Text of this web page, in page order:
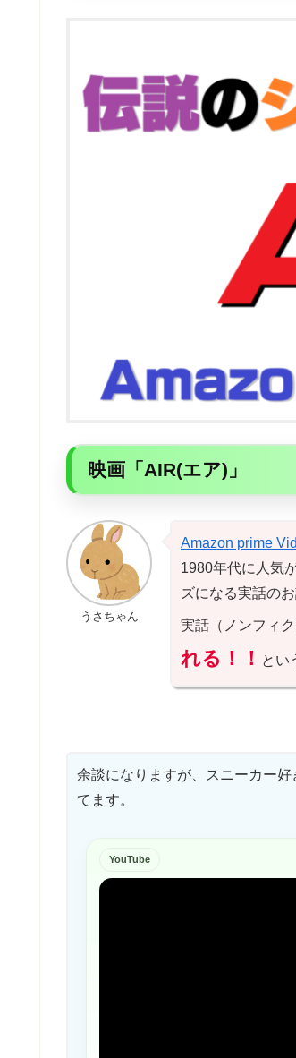
映画「AIR(エア)」
うさちゃん
Amazon prime
1980年代に人気
ズになる実話の
実話（ノンフィ
れる！！
とい
余談になりますが、スニーカー
てます。